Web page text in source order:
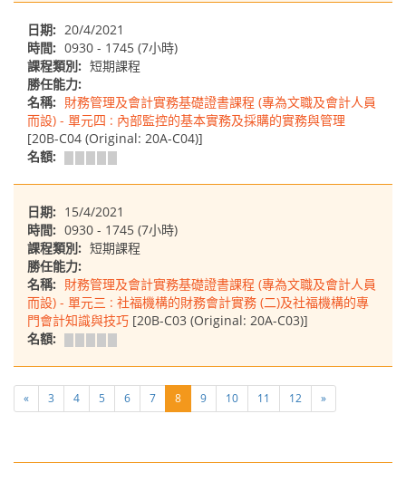
日期: 20/4/2021
時間: 0930 - 1745 (7小時)
課程類別: 短期課程
勝任能力:
名稱: 財務管理及會計實務基礎證書課程 (專為文職及會計人員
而設) - 單元四 : 內部監控的基本實務及採購的實務與管理
[20B-C04 (Original: 20A-C04)]
名額:
日期: 15/4/2021
時間: 0930 - 1745 (7小時)
課程類別: 短期課程
勝任能力:
名稱: 財務管理及會計實務基礎證書課程 (專為文職及會計人員
而設) - 單元三 : 社福機構的財務會計實務 (二)及社福機構的專
門會計知識與技巧 [20B-C03 (Original: 20A-C03)]
名額:
« 3 4 5 6 7 8 9 10 11 12 »